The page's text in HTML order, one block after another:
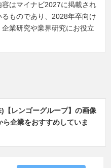
はマイナビ2027に掲載され
ものであり、2028年卒向け
業研究や業界研究にお役立
【レンゴーグループ】の画像
ら企業をおすすめしていま